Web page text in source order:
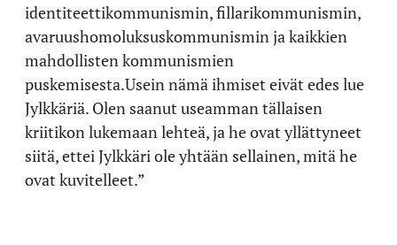
identiteettikommunismin, fillarikommunismin,
avaruushomoluksuskommunismin ja kaikkien
mahdollisten kommunismien
puskemisesta.Usein nämä ihmiset eivät edes lue
Jylkkäriä. Olen saanut useamman tällaisen
kriitikon lukemaan lehteä, ja he ovat yllättyneet
siitä, ettei Jylkkäri ole yhtään sellainen, mitä he
ovat kuvitelleet.”